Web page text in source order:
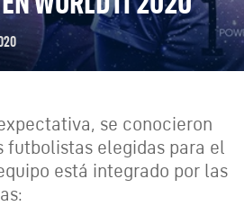
se conocieron
futbolistas elegidas para el
está integrado por las